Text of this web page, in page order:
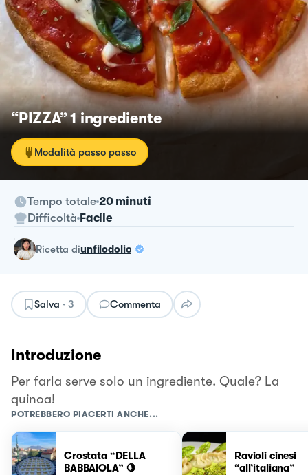
“PIZZA” 1 ingrediente
Modalità passo passo
Tempo totale 20 minuti
Difficoltà Facile
ricetta diunfilodolio
Salva · 3 Commenta
Introduzione
Per farla serve solo un ingrediente. Quale? La
quinoa!
POTREBBERO PIACERTI ANCHE...
Crostata “DELLA
BABBAIOLA” 🍋
Ravioli cinesi
“all’italiana”